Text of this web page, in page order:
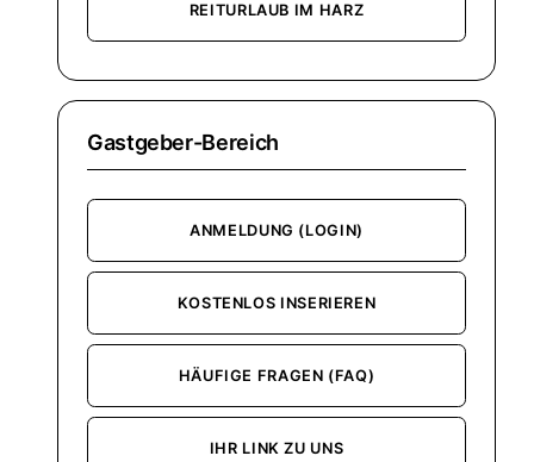
REITURLAUB IM HARZ
Gastgeber-Bereich
ANMELDUNG (LOGIN)
KOSTENLOS INSERIEREN
HÄUFIGE FRAGEN (FAQ)
IHR LINK ZU UNS